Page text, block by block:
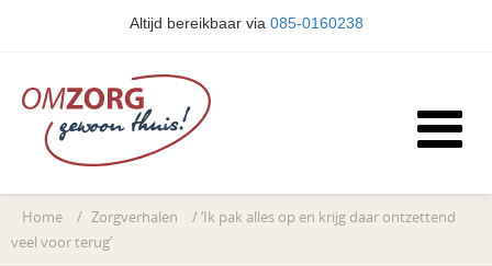
Altijd bereikbaar via 085-0160238
Home / Zorgverhalen / ‘Ik pak alles op en krijg daar ontzettend
veel voor terug’